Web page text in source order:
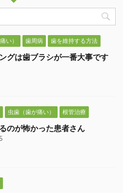
い） 歯周病 歯を維持する方法
グは歯ブラシが一番大事です
虫歯（歯が痛い） 根管治療
のが怖かった患者さん